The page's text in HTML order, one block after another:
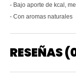
- Bajo aporte de kcal,
- Con aromas naturales
RESEÑAS